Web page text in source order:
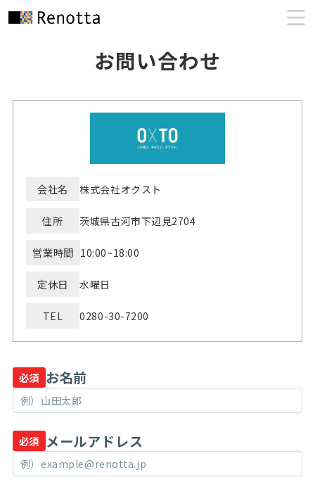
お問い合わせ
会社名 株式会社オクスト
住所 茨城県古河市下辺見2704
営業時間 10:00~18:00
定休日 水曜日
TEL 0280-30-7200
必須 お名前
必須 メールアドレス